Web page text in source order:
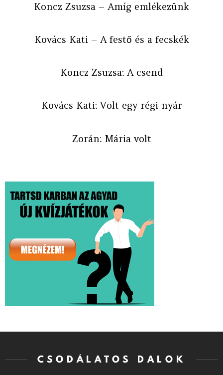
Koncz Zsuzsa – Amíg emlékezünk
Kovács Kati – A festő és a fecskék
Koncz Zsuzsa: A csend
Kovács Kati: Volt egy régi nyár
Zorán: Mária volt
CSODÁLATOS DALOK